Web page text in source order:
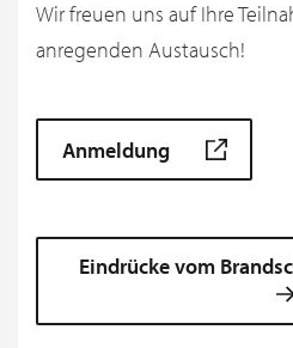
Wir freuen uns auf Ihre
anregenden Austausch!
Anmeldung
Eindrücke vom